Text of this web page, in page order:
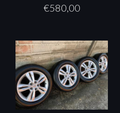
€580,00